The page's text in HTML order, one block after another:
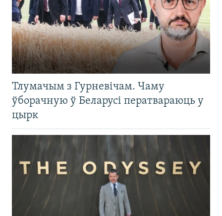
Тлумачым з Гурневічам. Чаму
ўборачную ў Беларусі ператвараюць у
цырк